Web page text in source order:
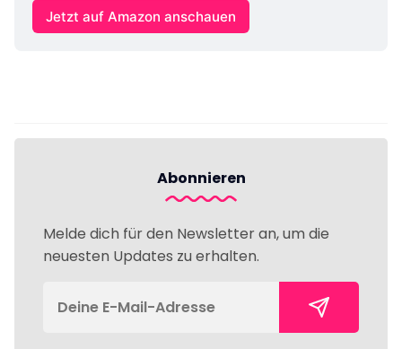
Jetzt auf Amazon anschauen
Abonnieren
Melde dich für den Newsletter an, um die
neuesten Updates zu erhalten.